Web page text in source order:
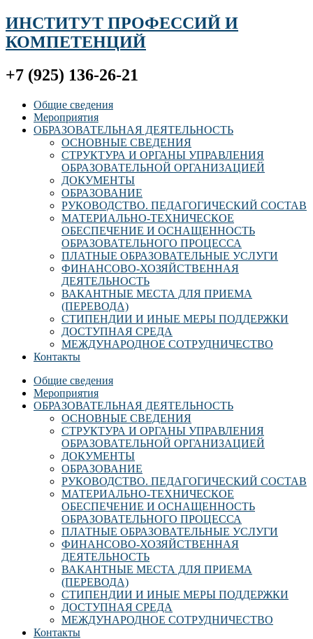
ИНСТИТУТ ПРОФЕССИЙ И
КОМПЕТЕНЦИЙ
+7 (925) 136-26-21
Общие сведения
Мероприятия
ОБРАЗОВАТЕЛЬНАЯ ДЕЯТЕЛЬНОСТЬ
ОСНОВНЫЕ СВЕДЕНИЯ
СТРУКТУРА И ОРГАНЫ УПРАВЛЕНИЯ
ОБРАЗОВАТЕЛЬНОЙ ОРГАНИЗАЦИЕЙ
ДОКУМЕНТЫ
ОБРАЗОВАНИЕ
РУКОВОДСТВО. ПЕДАГОГИЧЕСКИЙ СОСТАВ
МАТЕРИАЛЬНО-ТЕХНИЧЕСКОЕ
ОБЕСПЕЧЕНИЕ И ОСНАЩЕННОСТЬ
ОБРАЗОВАТЕЛЬНОГО ПРОЦЕССА
ПЛАТНЫЕ ОБРАЗОВАТЕЛЬНЫЕ УСЛУГИ
ФИНАНСОВО-ХОЗЯЙСТВЕННАЯ
ДЕЯТЕЛЬНОСТЬ
ВАКАНТНЫЕ МЕСТА ДЛЯ ПРИЕМА
(ПЕРЕВОДА)
СТИПЕНДИИ И ИНЫЕ МЕРЫ ПОДДЕРЖКИ
ДОСТУПНАЯ СРЕДА
МЕЖДУНАРОДНОЕ СОТРУДНИЧЕСТВО
Контакты
Общие сведения
Мероприятия
ОБРАЗОВАТЕЛЬНАЯ ДЕЯТЕЛЬНОСТЬ
ОСНОВНЫЕ СВЕДЕНИЯ
СТРУКТУРА И ОРГАНЫ УПРАВЛЕНИЯ
ОБРАЗОВАТЕЛЬНОЙ ОРГАНИЗАЦИЕЙ
ДОКУМЕНТЫ
ОБРАЗОВАНИЕ
РУКОВОДСТВО. ПЕДАГОГИЧЕСКИЙ СОСТАВ
МАТЕРИАЛЬНО-ТЕХНИЧЕСКОЕ
ОБЕСПЕЧЕНИЕ И ОСНАЩЕННОСТЬ
ОБРАЗОВАТЕЛЬНОГО ПРОЦЕССА
ПЛАТНЫЕ ОБРАЗОВАТЕЛЬНЫЕ УСЛУГИ
ФИНАНСОВО-ХОЗЯЙСТВЕННАЯ
ДЕЯТЕЛЬНОСТЬ
ВАКАНТНЫЕ МЕСТА ДЛЯ ПРИЕМА
(ПЕРЕВОДА)
СТИПЕНДИИ И ИНЫЕ МЕРЫ ПОДДЕРЖКИ
ДОСТУПНАЯ СРЕДА
МЕЖДУНАРОДНОЕ СОТРУДНИЧЕСТВО
Контакты